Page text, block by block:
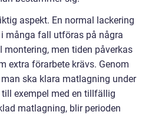
aspekt. En normal lackering
många fall utföras på några
men tiden påverkas
extra förarbete krävs. Genom
ska klara matlagning under
exempel med en tillfällig
matlagning, blir perioden